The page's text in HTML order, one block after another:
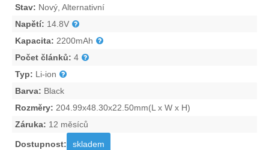
Stav: Nový, Alternativní
Napětí: 14.8V
Kapacita: 2200mAh
Počet článků: 4
Typ: Li-ion
Barva: Black
Rozměry: 204.99x48.30x22.50mm(L x W x H)
Záruka: 12 měsíců
Dostupnost: skladem